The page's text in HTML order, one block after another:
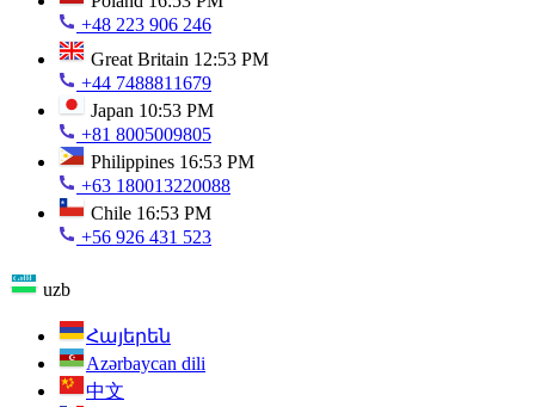
+48 223 906 246
Great Britain 12:53 PM
+44 7488811679
Japan 10:53 PM
+81 8005009805
Philippines 16:53 PM
+63 180013220088
Chile 16:53 PM
+56 926 431 523
uzb
Հայերեն
Azərbaycan dili
中文